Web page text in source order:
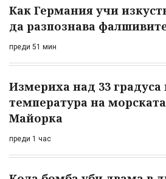
Как Германия учи
да разпознава
преди 51 мин
Измериха над 33
температура на
Майорка
преди 1 час